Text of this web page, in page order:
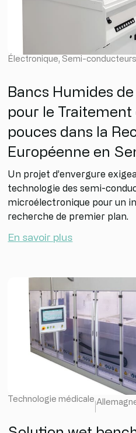
Électronique, Semi-conducteurs
Bancs Humides
pour le Traitement
pouces dans la
Européenne en
Un projet d’envergure
technologie des semi-
microélectronique pour un
recherche de premier plan.
En savoir plus
Technologie médicale